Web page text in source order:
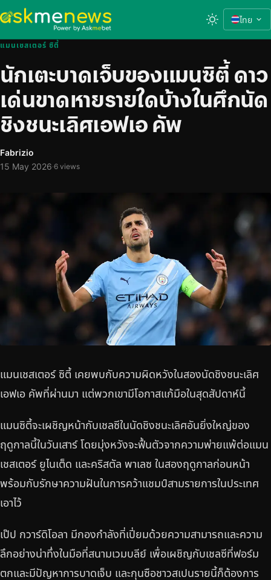
ไทย
แมนเชสเตอร์ ซิตี้
นักเตะบาดเจ็บของแมนซิตี้ ดาว
เด่นขาดหายรายใดบ้างในศึกนัด
ชิงชนะเลิศเอฟเอ คัพ
Fabrizio
15 May 2026·6 views
แมนเชสเตอร์ ซิตี้ เคยพบกับความผิดหวังในสองนัดชิงชนะเลิศ
เอฟเอ คัพที่ผ่านมา แต่พวกเขามีโอกาสแก้มือในสุดสัปดาห์นี้
แมนซิตี้จะเผชิญหน้ากับเชลซีในนัดชิงชนะเลิศอันยิ่งใหญ่ของ
ฤดูกาลนี้ในวันเสาร์ โดยมุ่งหวังจะฟื้นตัวจากความพ่ายแพ้ต่อแมน
เชสเตอร์ ยูไนเต็ด และคริสตัล พาเลซ ในสองฤดูกาลก่อนหน้า
พร้อมกับรักษาความฝันในการคว้าแชมป์สามรายการในประเทศ
เอาไว้
เป๊ป กวาร์ดิโอลา มีกองกำลังที่เปี่ยมด้วยความสามารถและความ
ลึกอย่างน่าทึ่งในมือที่สนามเวมบลีย์ เพื่อเผชิญกับเชลซีที่ฟอร์ม
ตกและมีปัญหาการบาดเจ็บ และกุนซือชาวสเปนรายนี้ก็ต้องการ